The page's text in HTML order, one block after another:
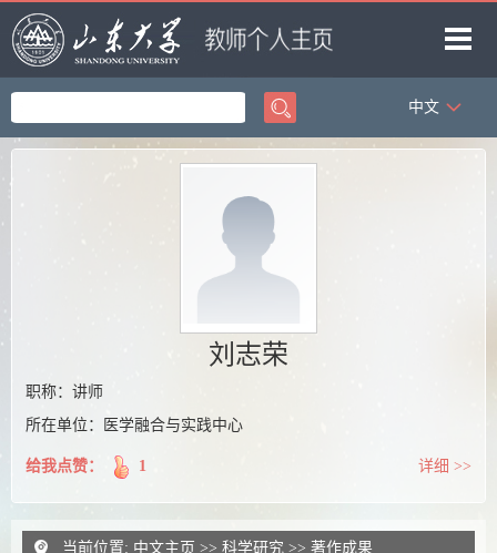
首页
中文
刘志荣
职称：讲师
所在单位：医学融合与实践中心
给我点赞： 1 详细 >>
当前位置: 中文主页 >> 科学研究 >> 著作成果